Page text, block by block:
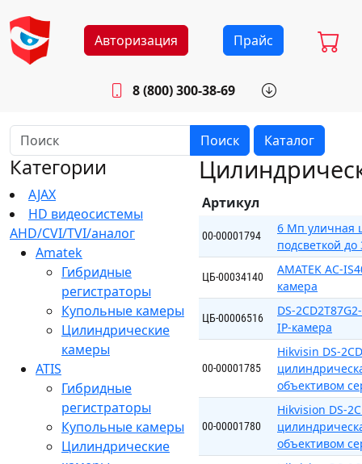
Авторизация Прайс
8 (800) 300-38-69
Будни: 8.30 - 17.00
Поиск Каталог
Категории
AJAX
HD видеосистемы
AHD/CVI/TVI/аналог
Amatek
Гибридные
регистраторы
Купольные камеры
Цилиндрические
камеры
ATIS
Гибридные
регистраторы
Купольные камеры
Цилиндрические
Артикул
00-00001794
6 Мп уличная
подсветкой до
ЦБ-00034140
AMATEK AC-
камера
ЦБ-00006516
DS-
IP-камера
00-00001785
Hikvisin DS-
объективом
00-00001780
Hikvision DS-
объективом